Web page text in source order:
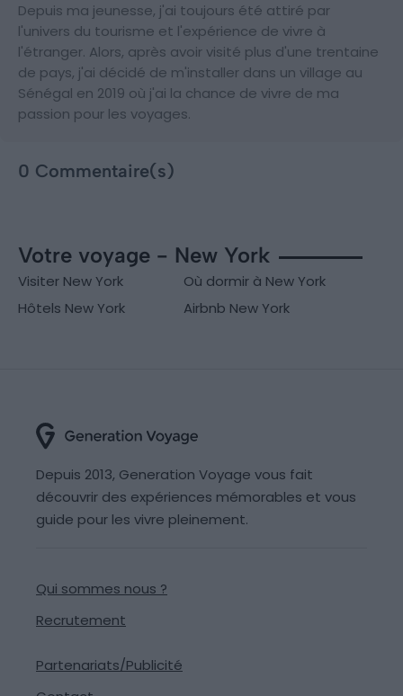
Depuis ma jeunesse, j'ai toujours été attiré par
l'univers du tourisme et l'expérience de vivre à
l'étranger. Alors, après avoir visité plus d'une trentaine
de pays, j'ai décidé de m'installer dans un village au
Sénégal en 2019 où j'ai la chance de vivre de ma
passion pour les voyages.
0 Commentaire(s)
Votre voyage - New York
Visiter New York
Où dormir à New York
Hôtels New York
Airbnb New York
Depuis 2013, Generation Voyage vous fait
découvrir des expériences mémorables et vous
guide pour les vivre pleinement.
Qui sommes nous ?
Recrutement
Partenariats/Publicité